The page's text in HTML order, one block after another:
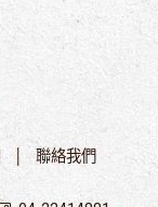
聯絡我們